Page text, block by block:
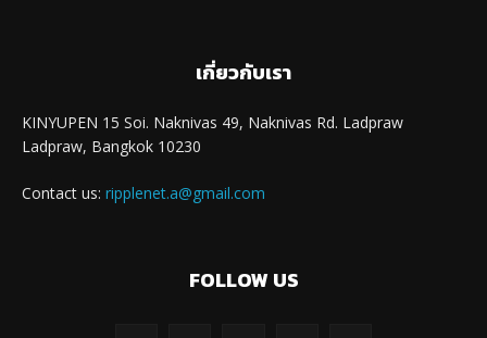
เกี่ยวกับเรา
KINYUPEN 15 Soi. Naknivas 49, Naknivas Rd. Ladpraw
Ladpraw, Bangkok 10230
Contact us: ripplenet.a@gmail.com
FOLLOW US